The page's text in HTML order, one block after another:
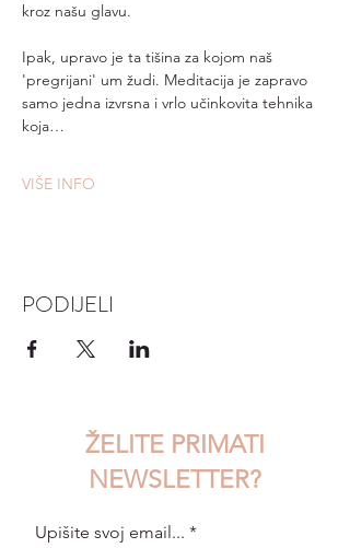
kroz našu glavu.
Ipak, upravo je ta tišina za kojom naš
'pregrijani' um žudi. Meditacija je zapravo
samo jedna izvrsna i vrlo učinkovita tehnika
koja…
VIŠE INFO
PODIJELI
ŽELITE PRIMATI
NEWSLETTER?
Upišite svoj email...